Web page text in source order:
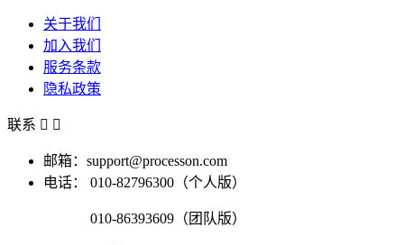
关于我们
加入我们
服务条款
隐私政策
联系  
邮箱：support@processon.com
电话：
010-82796300（个人版）
010-86393609（团队版）